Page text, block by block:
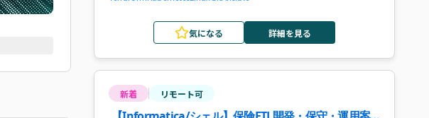
気になる 詳細を見る
新着 リモート可